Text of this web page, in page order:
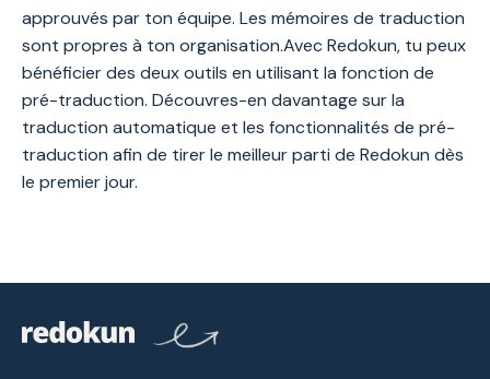
approuvés par ton équipe. Les mémoires de traduction
sont propres à ton organisation.Avec Redokun, tu peux
bénéficier des deux outils en utilisant la fonction de
pré-traduction. Découvres-en davantage sur la
traduction automatique et les fonctionnalités de pré-
traduction afin de tirer le meilleur parti de Redokun dès
le premier jour.